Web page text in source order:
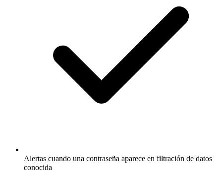
Alertas cuando una contraseña aparece en filtración de datos
conocida